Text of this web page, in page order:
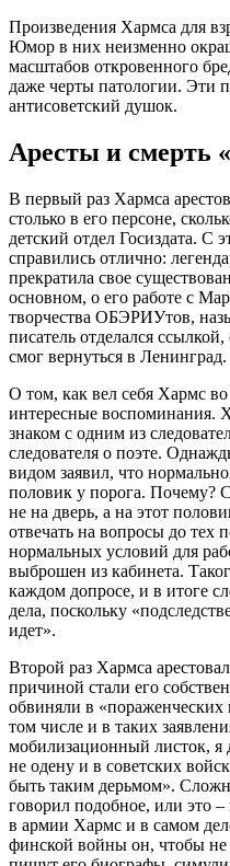
Произведения Хармса для
Юмор в них неизменно
масштабов откровенного
даже черты патологии. Эти
антисоветский душок.
Аресты и смерть
В первый раз Хармса
столько в его персоне,
детский отдел Госиздата. С
справились отлично:
прекратила свое
основном, о его работе с
творчества ОБЭРИУтов,
писатель отделался
смог вернуться в Ленинград.
О том, как вел себя Хармс
интересные воспоминания.
знаком с одним из
следователя о поэте.
видом заявил, что
половик у порога. Почему?
не на дверь, а на этот
отвечать на вопросы до тех
нормальных условий для
выброшен из кабинета.
каждом допросе, и в итоге
дела, поскольку
идет».
Второй раз Хармса
причиной стали его
обвиняли в «пораженческих
том числе и в таких
мобилизационный листок, я
не одену и в советских
быть таким дерьмом».
говорил подобное, или это
в армии Хармс и в самом
финской войны он, чтобы не